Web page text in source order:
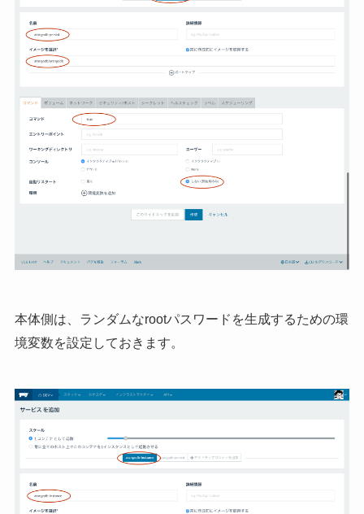
本体側は、ランダムなrootパスワードを生成するための環
境変数を設定しておきます。